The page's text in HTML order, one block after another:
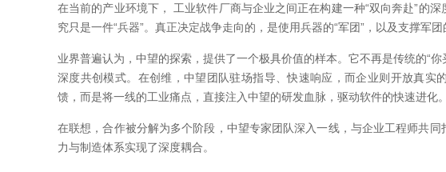
在当前的产业环境下， 工业软件厂商与企业之间正在构建一种“双向奔赴”的
究只是一件“兵器”。真正决定战争走向的，是使用兵器的“军团”，以及支撑军团
业界普遍认为，中望的探索，提供了一个极具价值的样本。它不再是传统的“
深度共创模式。在创维，中望团队驻场指导、快速响应，而企业则开放真实
馈，而是将一线的工业痛点，直接注入中望的研发血脉，驱动软件的快速进化。
在联想，合作被分解为多个阶段，中望专家团队深入一线，与企业工程师共
力与制造体系实现了深度耦合。